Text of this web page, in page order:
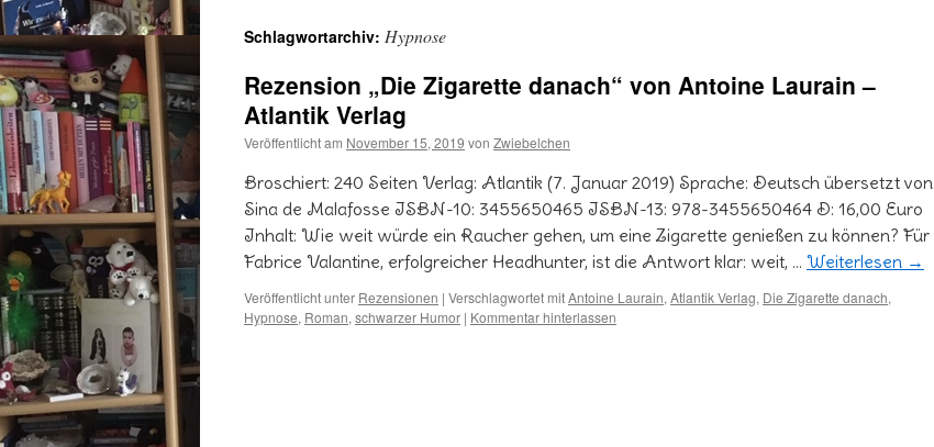
Schlagwortarchiv: Hypnose
Rezension „Die Zigarette danach“ von Antoine Laurain –
Atlantik Verlag
Veröffentlicht am November 15, 2019 von Zwiebelchen
Broschiert: 240 Seiten Verlag: Atlantik (7. Januar 2019) Sprache: Deutsch übersetzt von
Sina de Malafosse ISBN-10: 3455650465 ISBN-13: 978-3455650464 D: 16,00 Euro
Inhalt: Wie weit würde ein Raucher gehen, um eine Zigarette genießen zu können? Für
Fabrice Valantine, erfolgreicher Headhunter, ist die Antwort klar: weit, … Weiterlesen →
Veröffentlicht unter Rezensionen | Verschlagwortet mitAntoine Laurain, Atlantik Verlag, Die Zigarette danach,
Hypnose, Roman, schwarzer Humor | Kommentar hinterlassen